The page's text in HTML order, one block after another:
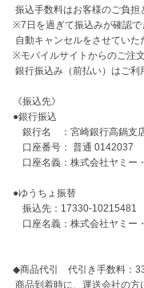
※7日を過ぎて振込みが確認で
※モバイルサイトからのご注文
《振込先》
●銀行振込
銀行名　：宮崎銀行高鍋支
口座番号： 普通 0142037
口座名義：株式会社ヤミー
●ゆうちょ振替
振込先：17330-10215481
口座名義：株式会社ヤミー
◆商品代引　代引き手数料：